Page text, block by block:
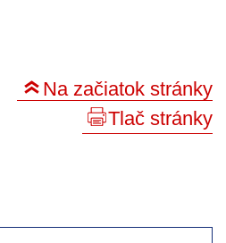
Na začiatok stránky
Tlač stránky